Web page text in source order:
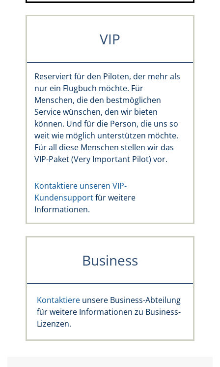
VIP
Reserviert für den Piloten, der mehr als
nur ein Flugbuch möchte. Für
Menschen, die den bestmöglichen
Service wünschen, den wir bieten
können. Und für die Person, die uns so
weit wie möglich unterstützen möchte.
Für all diese Menschen stellen wir das
VIP-Paket (Very Important Pilot) vor.
Kontaktiere unseren VIP-
Kundensupportfür weitere
Informationen.
Business
Kontaktiere unsere Business-Abteilung
für weitere Informationen zu Business-
Lizenzen.